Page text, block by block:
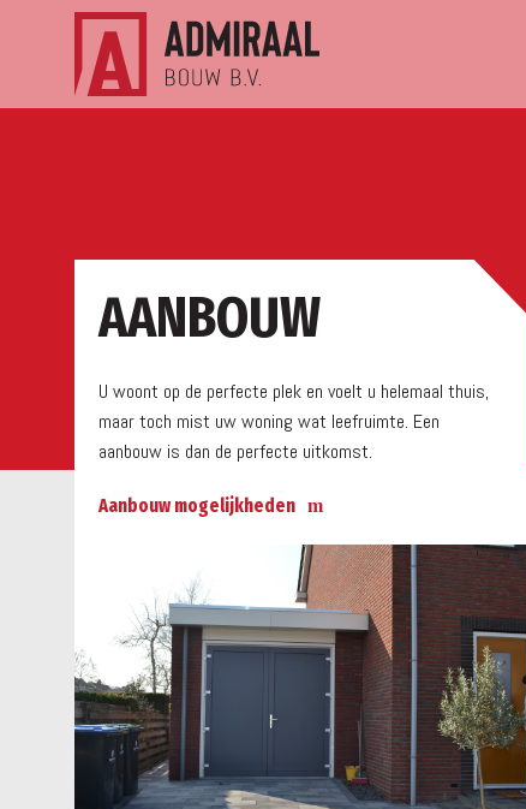
AANBOUW
U woont op de perfecte plek en voelt u helemaal thuis,
maar toch mist uw woning wat leefruimte. Een
aanbouw is dan de perfecte uitkomst.
Aanbouw mogelijkheden